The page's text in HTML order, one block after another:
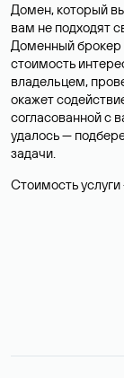
Домен, который
вам не подходят
Доменный брокер
стоимость
владельцем,
окажет
согласованной с
удалось —
задачи.
Стоимость